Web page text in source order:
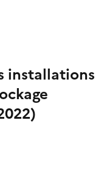
installations